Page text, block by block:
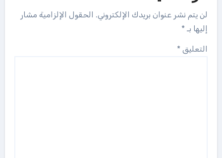
لن يتم نشر عنوان بريدك الإلكتروني.
الحقول الإلزامية مشار
إليها بـ *
التعليق *